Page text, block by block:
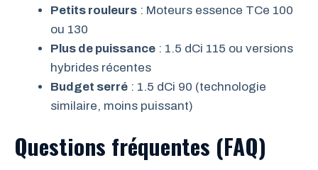
Petits rouleurs : Moteurs essence TCe 100
ou 130
Plus de puissance : 1.5 dCi 115 ou versions
hybrides récentes
Budget serré : 1.5 dCi 90 (technologie
similaire, moins puissant)
Questions fréquentes (FAQ)